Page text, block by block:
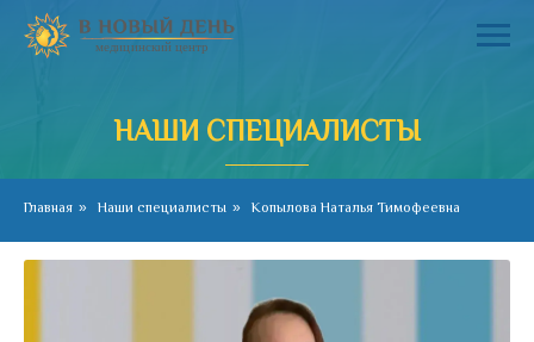
НАШИ СПЕЦИАЛИСТЫ
Главная » Наши специалисты » Копылова Наталья Тимофеевна